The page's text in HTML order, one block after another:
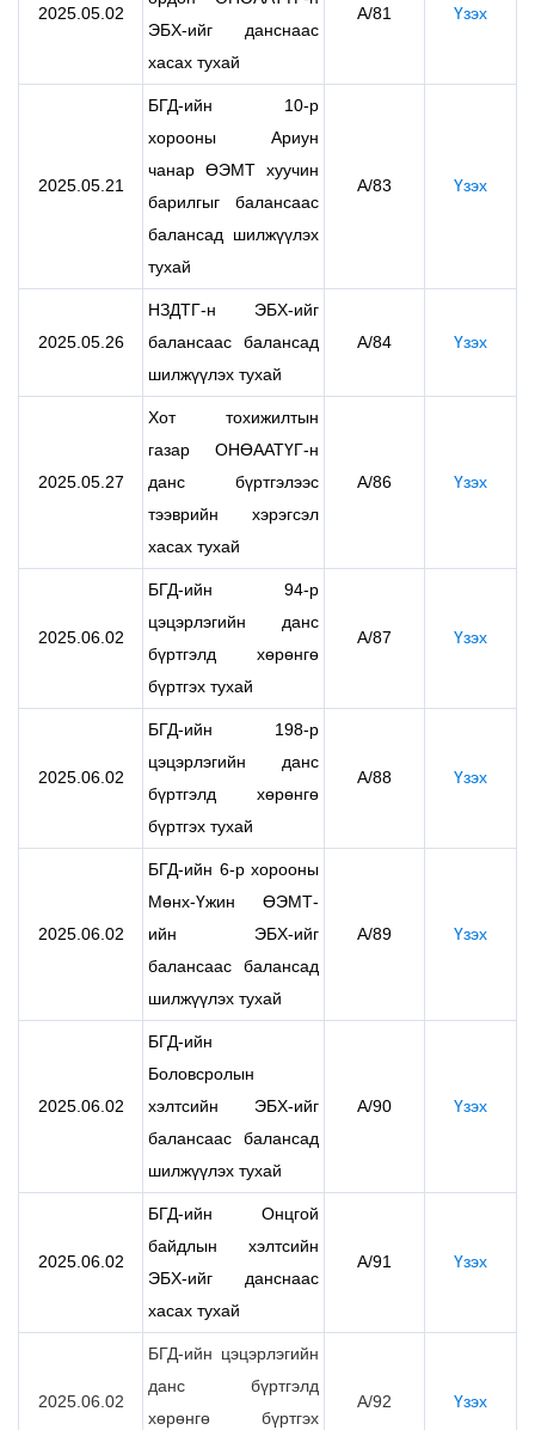
2025.05.02
ЭБХ-ийг данснаас
хасах тухай
А/81 Үзэх
2025.05.21
БГД-ийн 10-р
хорооны Ариун
чанар ӨЭМТ хуучин
барилгыг балансаас
балансад шилжүүлэх
тухай
А/83 Үзэх
2025.05.26
НЗДТГ-н ЭБХ-ийг
балансаас балансад
шилжүүлэх тухай
А/84 Үзэх
2025.05.27
Хот тохижилтын
газар ОНӨААТҮГ-н
данс бүртгэлээс
тээврийн хэрэгсэл
хасах тухай
А/86 Үзэх
2025.06.02
БГД-ийн 94-р
цэцэрлэгийн данс
бүртгэлд хөрөнгө
бүртгэх тухай
А/87 Үзэх
2025.06.02
БГД-ийн 198-р
цэцэрлэгийн данс
бүртгэлд хөрөнгө
бүртгэх тухай
А/88 Үзэх
2025.06.02
БГД-ийн 6-р хорооны
Мөнх-Үжин ӨЭМТ-
ийн ЭБХ-ийг
балансаас балансад
шилжүүлэх тухай
А/89 Үзэх
2025.06.02
БГД-ийн
Боловсролын
хэлтсийн ЭБХ-ийг
балансаас балансад
шилжүүлэх тухай
А/90 Үзэх
2025.06.02
БГД-ийн Онцгой
байдлын хэлтсийн
ЭБХ-ийг данснаас
хасах тухай
А/91 Үзэх
2025.06.02
БГД-ийн цэцэрлэгийн
данс бүртгэлд
хөрөнгө бүртгэх
А/92 Үзэх